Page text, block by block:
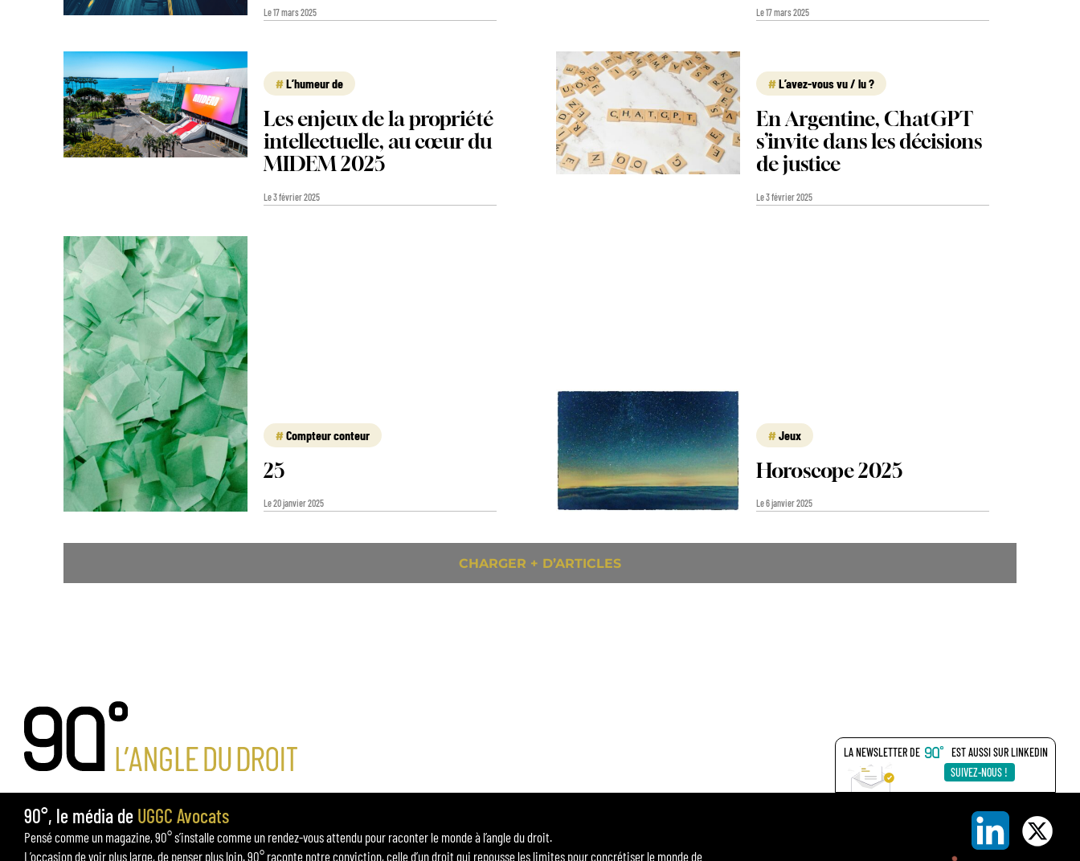
Le 17 mars 2025 Le 17 mars 2025
L’humeur de
Les enjeux de la propriété
intellectuelle, au cœur du
MIDEM 2025
Le 3 février 2025
L’avez-vous vu / lu ?
En Argentine, ChatGPT
s’invite dans les décisions
de justice
Le 3 février 2025
Compteur conteur
25
Le 20 janvier 2025
Jeux
Horoscope 2025
Le 6 janvier 2025
CHARGER + D’ARTICLES
LA NEWSLETTER DE
EST AUSSI SUR LINKEDIN
SUIVEZ-NOUS !
90°, le média de UGGC Avocats
Pensé comme un magazine, 90° s’installe comme un rendez-vous attendu pour raconter le monde à l’angle du droit.
L’occasion de voir plus large, de penser plus loin. 90° raconte notre conviction, celle d’un droit qui repousse les limites pour concrétiser le monde de